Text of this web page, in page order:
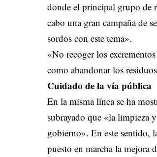
donde el principal grupo de
cabo una gran campaña de
sordos con este tema».
«No recoger los
como abandonar los
Cuidado de la vía pública
En la misma línea se ha
subrayado que «la limpieza
gobierno». En este sentido,
puesto en marcha la mejora